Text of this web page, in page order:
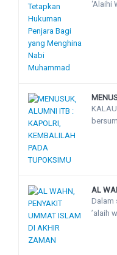
‘Alaihi
AL
Dalam
’alaih